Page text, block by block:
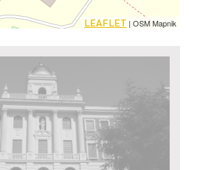
LEAFLET | OSM Mapnik